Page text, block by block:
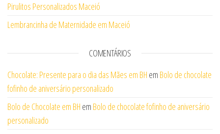
Pirulitos Personalizados Maceió
Lembrancinha de Maternidade em Maceió
COMENTÁRIOS
Chocolate: Presente para o dia das Mães em BH em Bolo de chocolate
fofinho de aniversário personalizado
Bolo de Chocolate em BH em Bolo de chocolate fofinho de aniversário
personalizado